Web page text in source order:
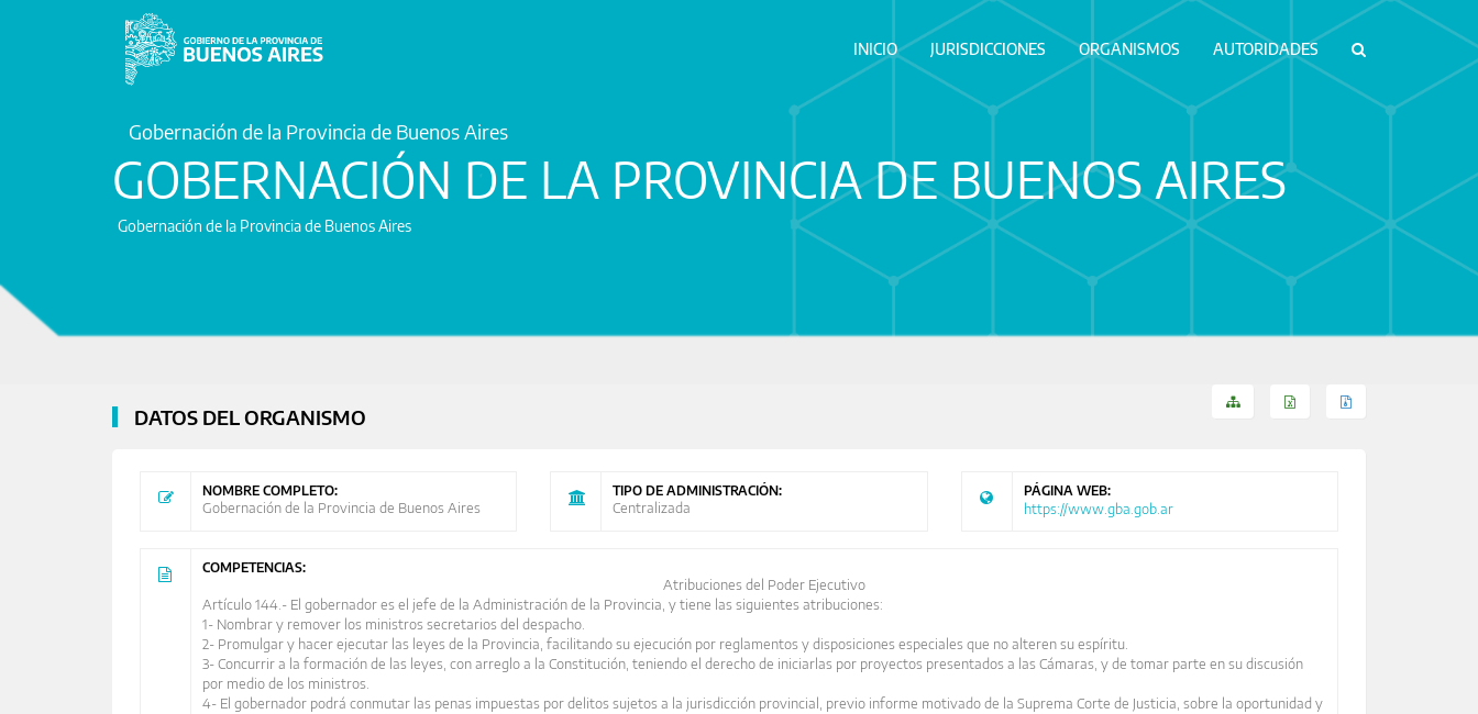
INICIO JURISDICCIONES ORGANISMOS AUTORIDADES
Gobernación de la Provincia de Buenos Aires
GOBERNACIÓN DE LA PROVINCIA DE BUENOS AIRES
Gobernación de la Provincia de Buenos Aires
DATOS DEL ORGANISMO
NOMBRE COMPLETO:
Gobernación de la Provincia de Buenos Aires
TIPO DE ADMINISTRACIÓN:
Centralizada
PÁGINA WEB:
https://www.gba.gob.ar
COMPETENCIAS:
Atribuciones del Poder Ejecutivo
Artículo 144.- El gobernador es el jefe de la Administración de la Provincia, y tiene las siguientes atribuciones:
1- Nombrar y remover los ministros secretarios del despacho.
2- Promulgar y hacer ejecutar las leyes de la Provincia, facilitando su ejecución por reglamentos y disposiciones especiales que no alteren su espíritu.
3- Concurrir a la formación de las leyes, con arreglo a la Constitución, teniendo el derecho de iniciarlas por proyectos presentados a las Cámaras, y de tomar parte en su discusión
por medio de los ministros.
4- El gobernador podrá conmutar las penas impuestas por delitos sujetos a la jurisdicción provincial, previo informe motivado de la Suprema Corte de Justicia, sobre la oportunidad y